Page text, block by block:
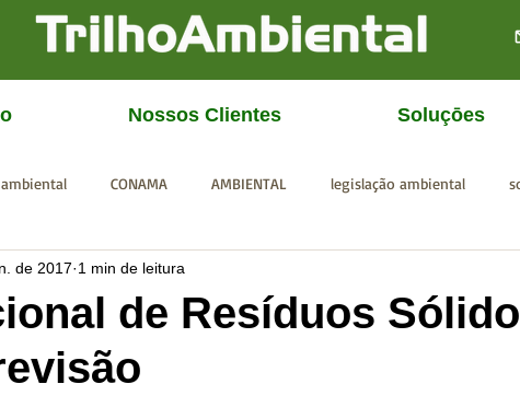
Nossos Clientes Soluçōes
CONAMA AMBIENTAL legislação ambiental
IBAMA SISEMA
de Resíduos
de 2017 1 min de leitura